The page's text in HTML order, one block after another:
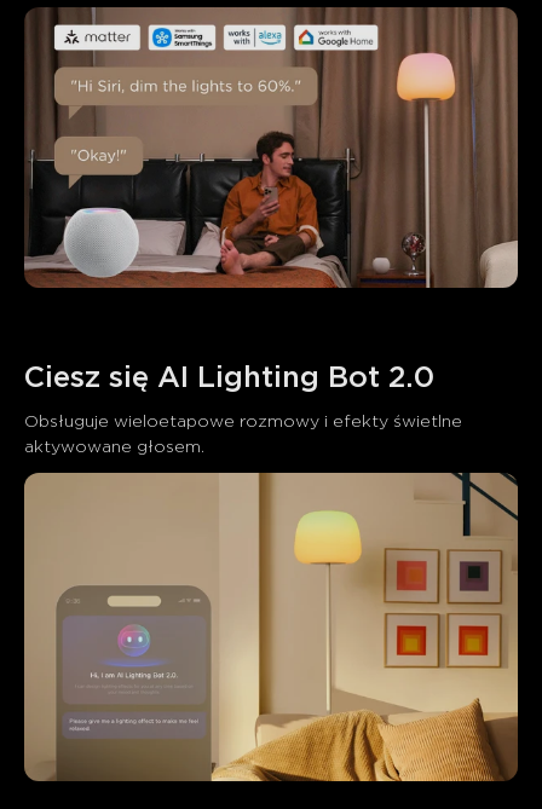
Ciesz się AI Lighting Bot 2.0
Obsługuje wieloetapowe rozmowy i efekty świetlne
aktywowane głosem.